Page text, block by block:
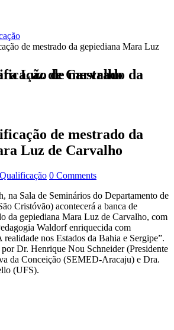
de mestrado da gepiediana Mara Luz
da gepiediana Mara Luz de Carvalho
de mestrado da
Luz de Carvalho
Qualificação 0 Comments
na Sala de Seminários do Departamento de
Cristóvão) acontecerá a banca de
da gepiediana Mara Luz de Carvalho, com
Waldorf enriquecida com
nos Estados da Bahia e Sergipe”.
por Dr. Henrique Nou Schneider (Presidente
da Conceição (SEMED-Aracaju) e Dra.
(UFS).